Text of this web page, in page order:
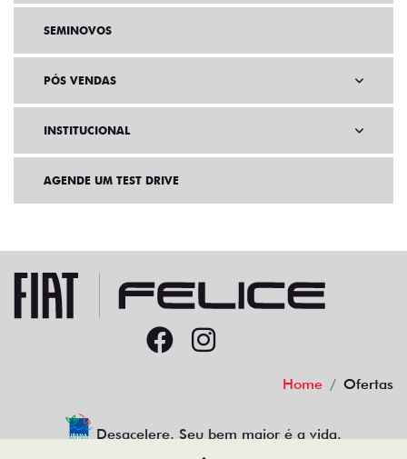
SEMINOVOS
PÓS VENDAS
INSTITUCIONAL
AGENDE UM TEST DRIVE
Home Ofertas
Desacelere. Seu bem maior é a vida.